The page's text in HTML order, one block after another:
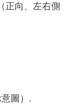
正向、左右側
圖）.